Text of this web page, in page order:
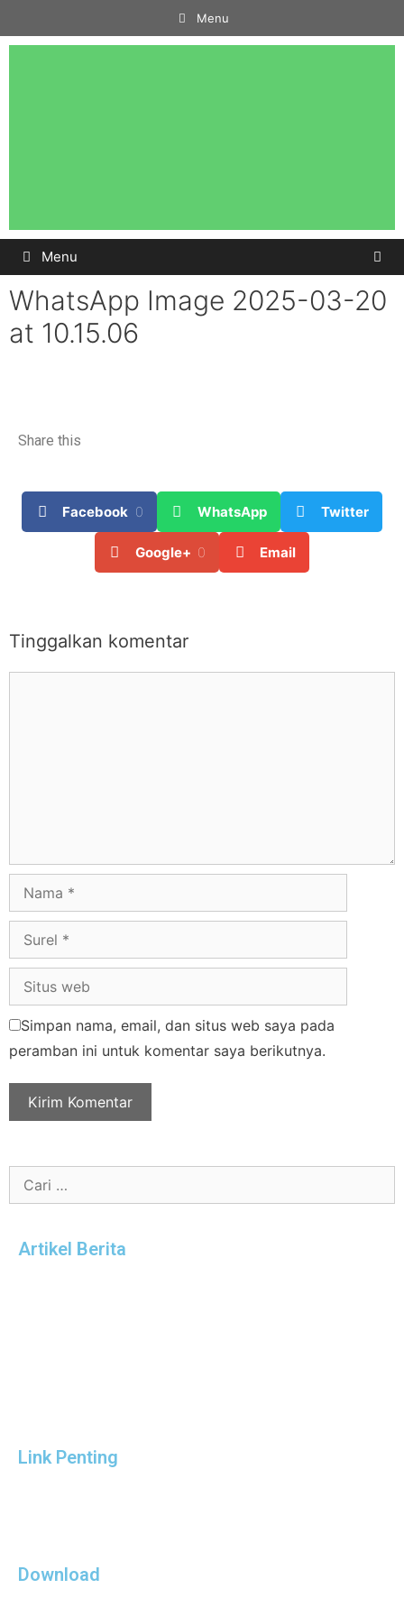
Menu
Menu
WhatsApp Image 2025-03-20
at 10.15.06
Share this
Facebook 0 WhatsApp Twitter
Google+ 0 Email
Tinggalkan komentar
Simpan nama, email, dan situs web saya pada
peramban ini untuk komentar saya berikutnya.
Artikel Berita
Link Penting
Download